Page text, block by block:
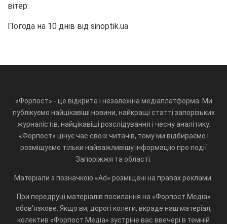
вітер:
Погода на 10 днів від sinoptik.ua
«Форпост» - це відкрита і незалежна медіаплатформа. Ми
публікуємо найцікавіші новини, найкращі статті запорізьких
журналістів, найцікавіші розслідування і чесну аналітику.
«Форпост» цінує час своїх читачів, тому ми відбираємо і
розміщуємо тільки найважливішу інформацію про події
Запоріжжя та області.
Матеріали з позначкою «Ad» розміщені на правах реклами.
При передруці матеріалів посилання на «Форпост.Медіа»
обов'язкове. Якщо ви, дорогі колеги, вкраде наш матеріал,
колектив «Форпост.Медіа» зустріне вас ввечері в темній